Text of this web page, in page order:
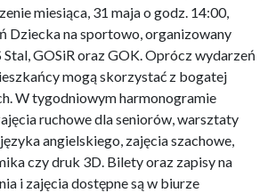
miesiąca, 31 maja o godz. 14:00,
Dziecka na sportowo, organizowany
GOSiR oraz GOK. Oprócz wydarzeń
mogą skorzystać z bogatej
W tygodniowym harmonogramie
ruchowe dla seniorów, warsztaty
angielskiego, zajęcia szachowe,
czy druk 3D. Bilety oraz zapisy na
i zajęcia dostępne są w biurze